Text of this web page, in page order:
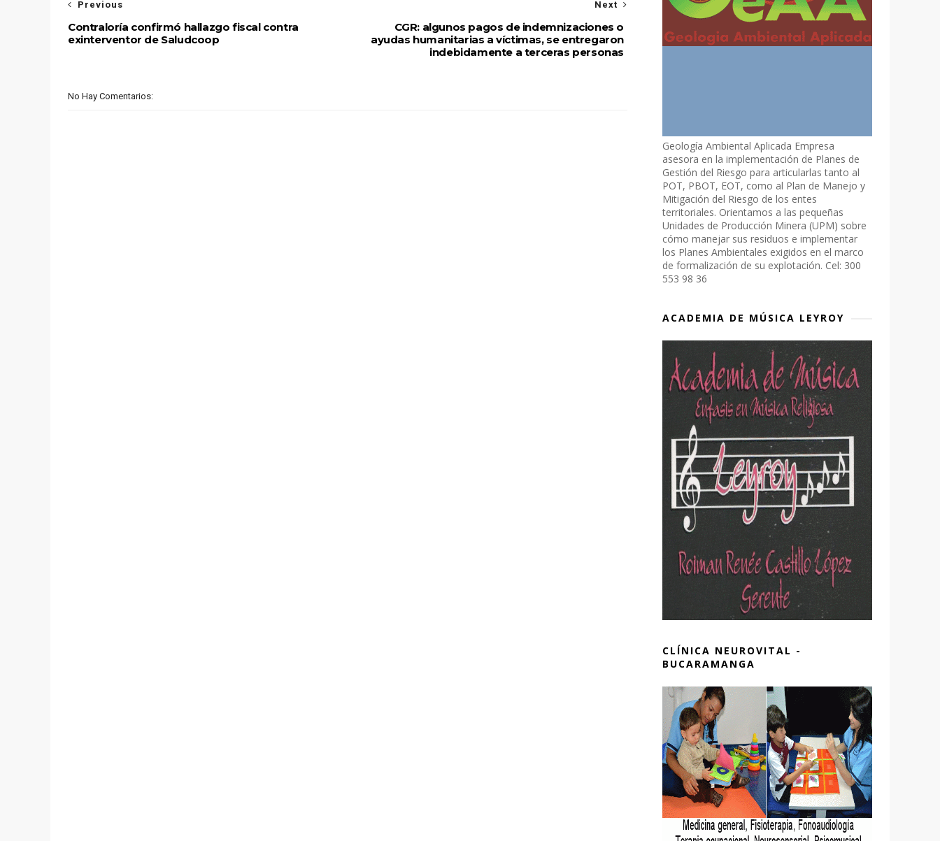
Next
CGR: algunos pagos de indemnizaciones o
ayudas humanitarias a víctimas, se entregaron
indebidamente a terceras personas
Previous
Contraloría confirmó hallazgo fiscal contra
exinterventor de Saludcoop
No Hay Comentarios:
Geología Ambiental Aplicada Empresa
asesora en la implementación de Planes de
Gestión del Riesgo para articularlas tanto al
POT, PBOT, EOT, como al Plan de Manejo y
Mitigación del Riesgo de los entes
territoriales. Orientamos a las pequeñas
Unidades de Producción Minera (UPM) sobre
cómo manejar sus residuos e implementar
los Planes Ambientales exigidos en el marco
de formalización de su explotación. Cel: 300
553 98 36
ACADEMIA DE MÚSICA LEYROY
CLÍNICA NEUROVITAL -
BUCARAMANGA